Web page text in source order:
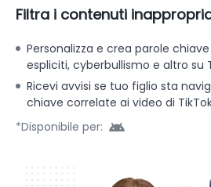
Filtra i contenuti
Personalizza e crea parole
espliciti, cyberbullismo e altro su
Ricevi avvisi se tuo figlio sta
chiave correlate ai video di
*Disponibile per: